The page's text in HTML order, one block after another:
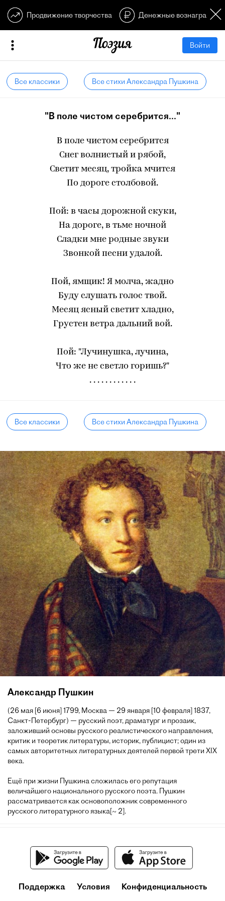
Продвижение творчества Денежные
Войти
Все классики Все стихи Александра Пушкина
"В поле чистом серебрится..."
В поле чистом серебрится
Снег волнистый и рябой,
Светит месяц, тройка мчится
По дороге столбовой.
Пой: в часы дорожной скуки,
На дороге, в тьме ночной
Сладки мне родные звуки
Звонкой песни удалой.
Пой, ямщик! Я молча, жадно
Буду слушать голос твой.
Месяц ясный светит хладно,
Грустен ветра дальний вой.
Пой: "Лучинушка, лучина,
Что же не светло горишь?"
. . . . . . . . . . . .
Все классики Все стихи Александра Пушкина
Александр Пушкин
(26 мая [6 июня] 1799, Москва — 29 января [10 февраля] 1837,
Санкт-Петербург) — русский поэт, драматург и прозаик,
заложивший основы русского реалистического направления,
критик и теоретик литературы, историк, публицист; один из
самых авторитетных литературных деятелей первой трети XIX
века.
Ещё при жизни Пушкина сложилась его репутация
величайшего национального русского поэта. Пушкин
рассматривается как основоположник современного
русского литературного языка[~ 2].
Поддержка Условия Конфиденциальность